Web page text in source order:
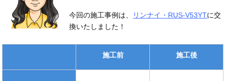
今回の施工事例は、 リンナイ・RUS-V53YTに交
換いたしました！
施工前 施工後